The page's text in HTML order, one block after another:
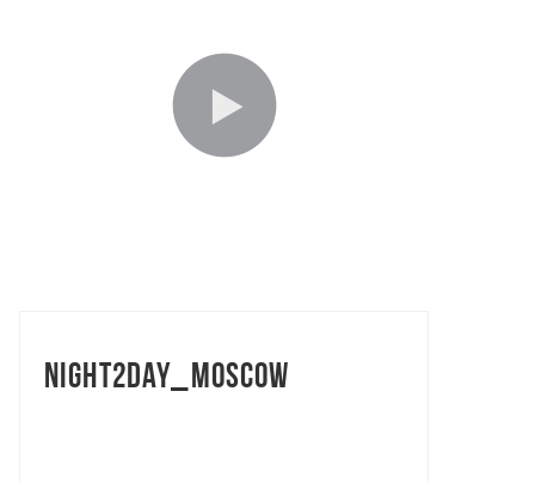
Night2day_Moscow